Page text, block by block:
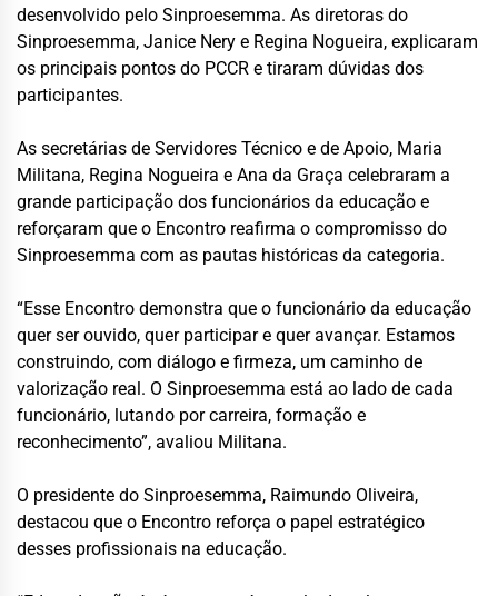
desenvolvido pelo Sinproesemma. As diretoras do
Sinproesemma, Janice Nery e Regina Nogueira, explicaram
os principais pontos do PCCR e tiraram dúvidas dos
participantes.
As secretárias de Servidores Técnico e de Apoio, Maria
Militana, Regina Nogueira e Ana da Graça celebraram a
grande participação dos funcionários da educação e
reforçaram que o Encontro reafirma o compromisso do
Sinproesemma com as pautas históricas da categoria.
“Esse Encontro demonstra que o funcionário da educação
quer ser ouvido, quer participar e quer avançar. Estamos
construindo, com diálogo e firmeza, um caminho de
valorização real. O Sinproesemma está ao lado de cada
funcionário, lutando por carreira, formação e
reconhecimento”, avaliou Militana.
O presidente do Sinproesemma, Raimundo Oliveira,
destacou que o Encontro reforça o papel estratégico
desses profissionais na educação.